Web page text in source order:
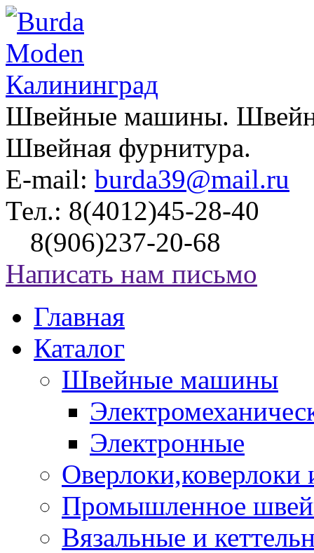
Швейные машины.
Швейная фурнитура.
E-mail: burda39@mail.ru
Тел.: 8(4012)45-28-40
8(906)237-20-68
Написать нам письмо
Главная
Каталог
Швейные машины
Электронные
Промышленное
Вязальные и